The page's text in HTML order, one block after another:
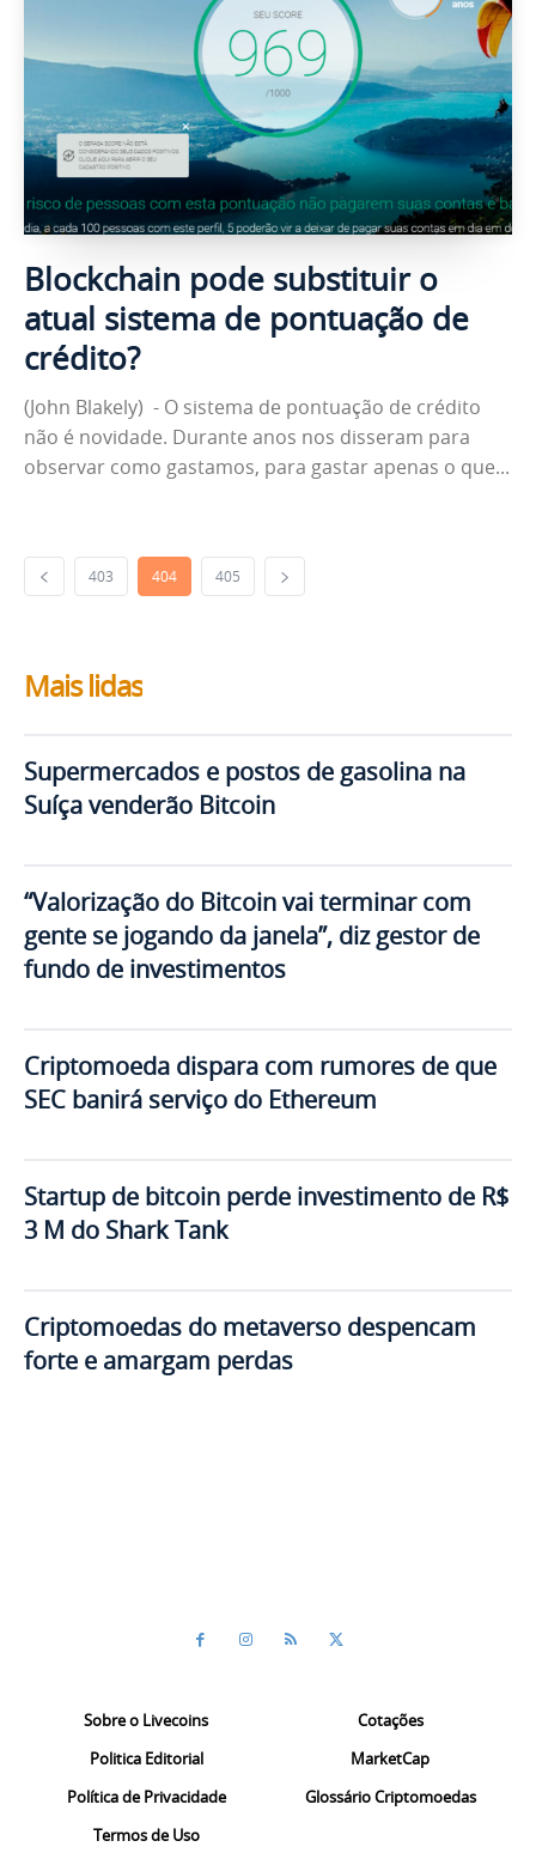
Blockchain pode substituir o
atual sistema de pontuação de
crédito?
(John Blakely) - O sistema de pontuação de crédito
não é novidade. Durante anos nos disseram para
observar como gastamos, para gastar apenas o que...
403 404 405
Mais lidas
Supermercados e postos de gasolina na
Suíça venderão Bitcoin
“Valorização do Bitcoin vai terminar com
gente se jogando da janela”, diz gestor de
fundo de investimentos
Criptomoeda dispara com rumores de que
SEC banirá serviço do Ethereum
Startup de bitcoin perde investimento de R$
3 M do Shark Tank
Criptomoedas do metaverso despencam
forte e amargam perdas
Sobre o Livecoins
Politica Editorial
Política de Privacidade
Termos de Uso
Cotações
MarketCap
Glossário Criptomoedas